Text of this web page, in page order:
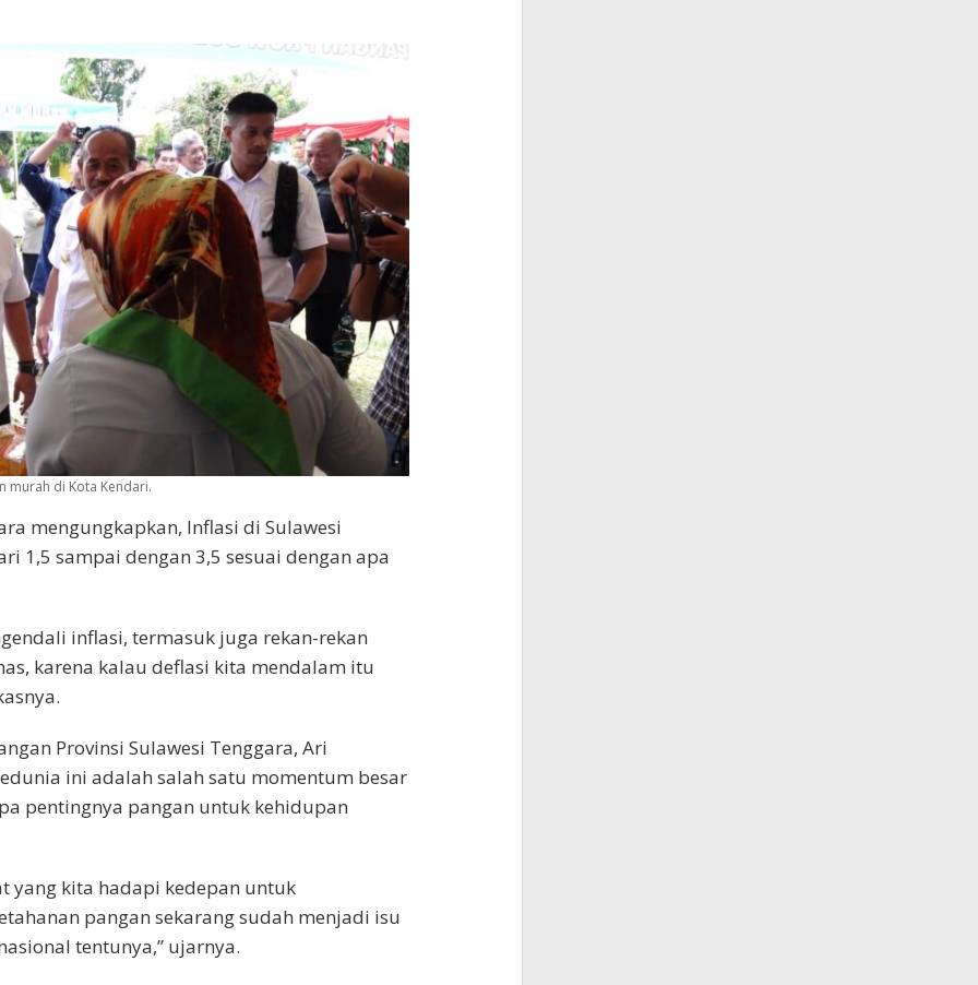
murah di Kota Kendari.
mengungkapkan, Inflasi di Sulawesi
1,5 sampai dengan 3,5 sesuai dengan apa
inflasi, termasuk juga rekan-rekan
karena kalau deflasi kita mendalam itu
Provinsi Sulawesi Tenggara, Ari
ini adalah salah satu momentum besar
pentingnya pangan untuk kehidupan
yang kita hadapi kedepan untuk
pangan sekarang sudah menjadi isu
tentunya,” ujarnya.